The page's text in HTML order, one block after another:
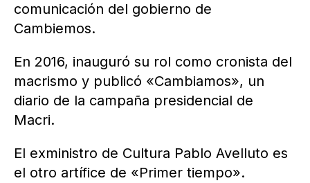
comunicación del gobierno de
Cambiemos.
En 2016, inauguró su rol como cronista del
macrismo y publicó «Cambiamos», un
diario de la campaña presidencial de
Macri.
El exministro de Cultura Pablo Avelluto es
el otro artífice de «Primer tiempo».